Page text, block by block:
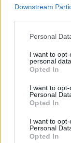
Downstream
Please note that
not limited to
grant or deny
use your data for
consent section.
Personal
I want to
personal data.
Opted In
I want to
Personal
Opted In
I want to
Personal
Opted In